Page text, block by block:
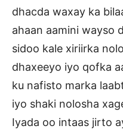
dhacda waxay ka
ahaan aamini wayso
sidoo kale xiriirka
dhaxeeyo iyo qofka
ku nafisto marka
iyo shaki nolosha
Iyada oo intaas jirto